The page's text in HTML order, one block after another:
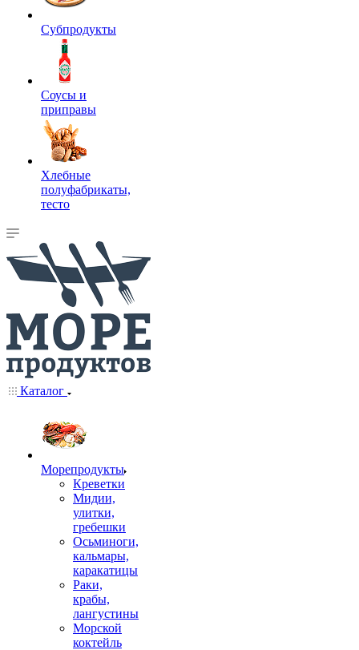
Субпродукты
Соусы и
приправы
Хлебные
полуфабрикаты,
тесто
Каталог
Морепродукты
Креветки
Мидии,
улитки,
гребешки
Осьминоги,
кальмары,
каракатицы
Раки,
крабы,
лангустины
Морской
коктейль